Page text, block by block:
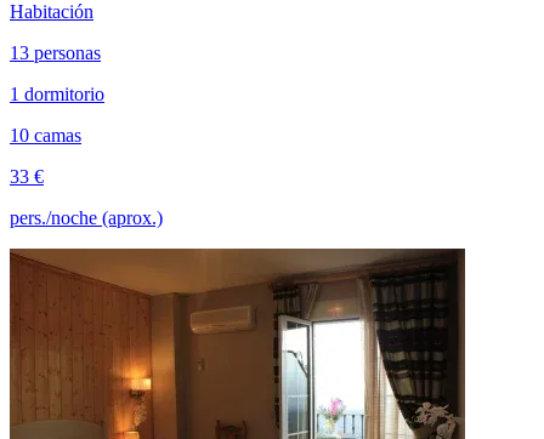
Habitación
13 personas
1 dormitorio
10 camas
33 €
pers./noche (aprox.)